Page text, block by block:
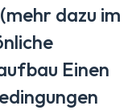
dazu im
Einen